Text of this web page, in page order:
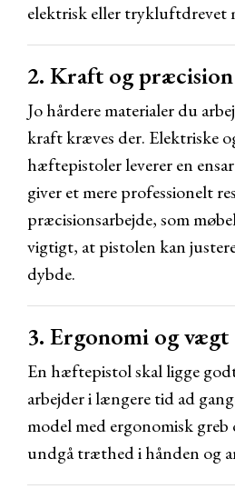
elektrisk eller trykluftdrevet
2. Kraft og præcision
Jo hårdere materialer du
kraft kræves der. Elektriske
hæftepistoler leverer en
giver et mere professionelt
præcisionsarbejde, som
vigtigt, at pistolen kan
dybde.
3. Ergonomi og vægt
En hæftepistol skal ligge
arbejder i længere tid ad
model med ergonomisk
undgå træthed i hånden og